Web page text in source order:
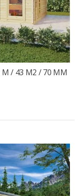
M / 43 M2 / 70 MM